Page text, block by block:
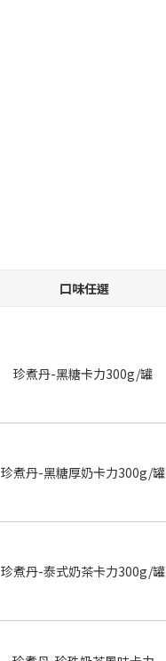
口味任選
珍煮丹-黑糖卡力300g/罐
珍煮丹-黑糖厚奶卡力300g/罐
珍煮丹-泰式奶茶卡力300g/罐